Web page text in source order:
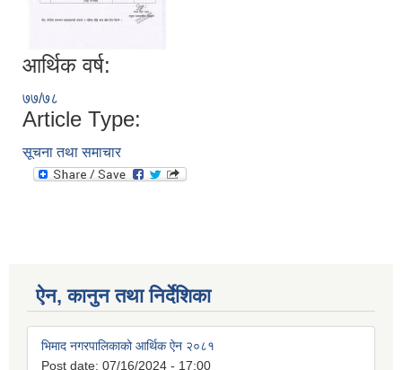
आर्थिक वर्ष:
७७/७८
Article Type:
सूचना तथा समाचार
ऐन, कानुन तथा निर्देशिका
भिमाद नगरपालिकाको आर्थिक ऐन २०८१
Post date: 07/16/2024 - 17:00